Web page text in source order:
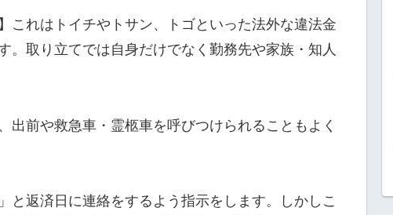
これはトイチやトサン、トゴといった法外な違法金
。取り立てでは自身だけでなく勤務先や家族・知人
出前や救急車・霊柩車を呼びつけられることもよく
と返済日に連絡をするよう指示をします。しかしこ